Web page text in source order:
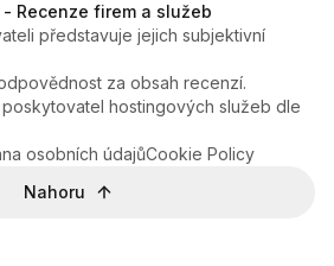
Recenze firem a služeb
představuje jejich subjektivní
za obsah recenzí.
hostingových služeb dle
osobních údajůCookie Policy
Nahoru